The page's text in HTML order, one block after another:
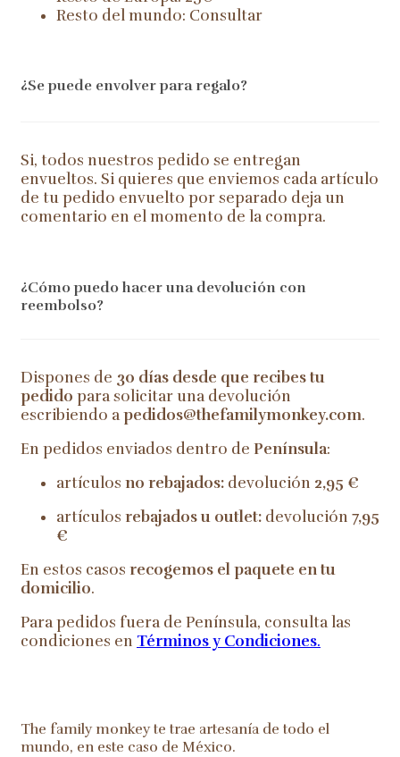
Resto del mundo: Consultar
¿Se puede envolver para regalo?
Si, todos nuestros pedido se entregan
envueltos. Si quieres que enviemos cada artículo
de tu pedido envuelto por separado deja un
comentario en el momento de la compra.
¿Cómo puedo hacer una devolución con
reembolso?
Dispones de 30 días desde que recibes tu
pedido para solicitar una devolución
escribiendo apedidos@thefamilymonkey.com.
En pedidos enviados dentro de Península:
artículos no rebajados: devolución 2,95 €
artículos rebajados u outlet: devolución 7,95
€
En estos casos recogemos el paquete en tu
domicilio.
Para pedidos fuera de Península, consulta las
condiciones en Términos y Condiciones.
The family monkey te trae artesanía de todo el
mundo, en este caso de México.